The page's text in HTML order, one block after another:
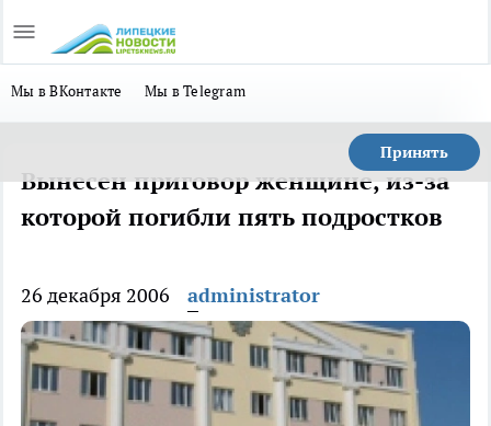
Мы в ВКонтакте Мы в Telegram
Принять
Вынесен приговор женщине, из-за
которой погибли пять подростков
26 декабря 2006 administrator